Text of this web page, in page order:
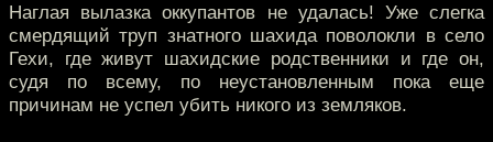
Наглая вылазка оккупантов не удалась! Уже слегка
смердящий труп знатного шахида поволокли в село
Гехи, где живут шахидские родственники и где он,
судя по всему, по неустановленным пока еще
причинам не успел убить никого из земляков.